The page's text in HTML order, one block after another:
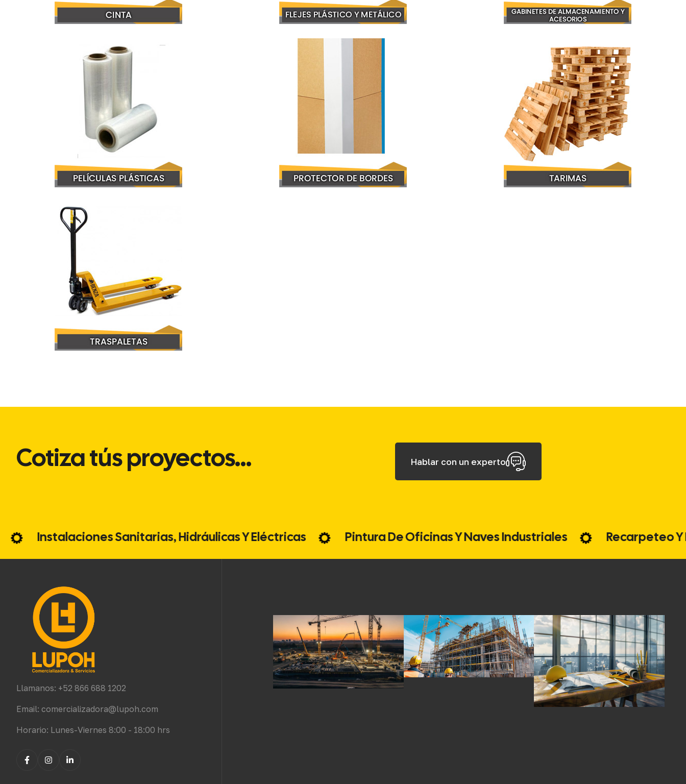
Cotiza tús proyectos... Hablar con un experto
Instalaciones Sanitarias, Hidráulicas Y Eléctricas Pintura De Oficinas Y Naves Industriales
Llamanos: +52 866 688 1202
Email: comercializadora@lupoh.com
Horario: Lunes-Viernes 8:00 - 18:00 hrs